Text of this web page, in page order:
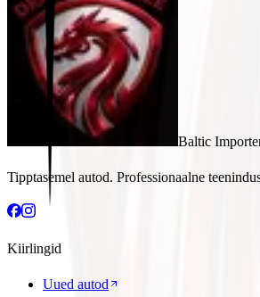
Baltic
Tipptasemel autod. Professionaalne
Kiirlingid
Uued autod